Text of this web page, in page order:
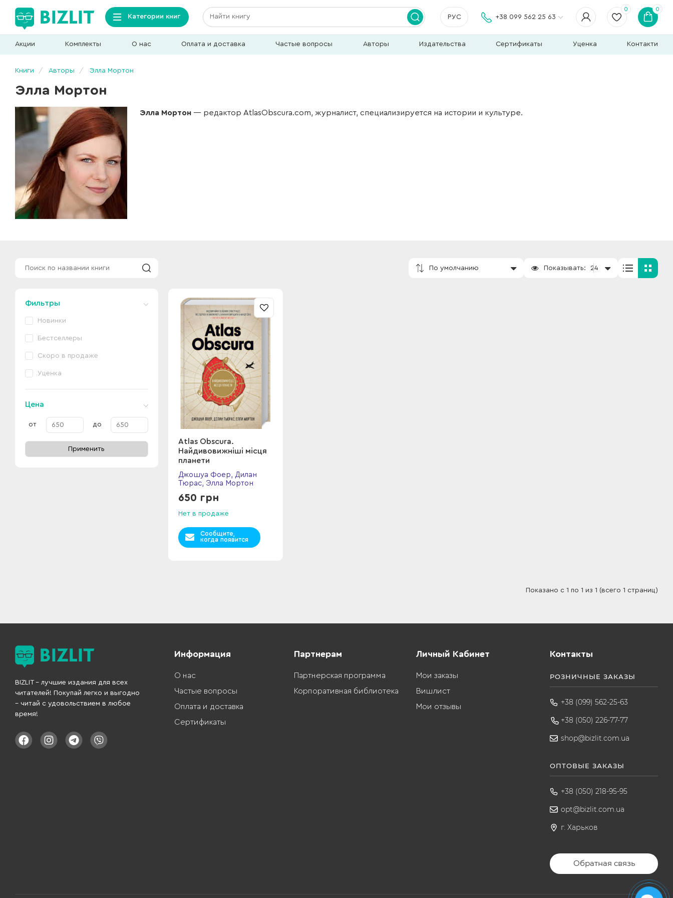
Категории книг РУС +38 099 562 25 63
0 0
Акции Комплекты О нас Оплата и доставка Частые вопросы Авторы Издательства Сертификаты Уценка Контакти
Книги Авторы Элла Мортон
Элла Мортон
Элла Мортон — редактор AtlasObscura.com, журналист, специализируется на истории и культуре.
По умолчанию Показывать: 24
Фильтры
Новинки
Бестселлеры
Скоро в продаже
Уценка
Цена
от до
Применить
Atlas Obscura.
Найдивовижніші місця
планети
Джошуа Фоер, Дилан
Тюрас, Элла Мортон
650 грн
Нет в продаже
Сообщите,
когда появится
Показано с 1 по 1 из 1 (всего 1 страниц)
BIZLIT – лучшие издания для всех
читателей! Покупай легко и выгодно
– читай с удовольствием в любое
время!
Информация
О нас
Частые вопросы
Оплата и доставка
Сертификаты
Партнерам
Партнерская программа
Корпоративная библиотека
Личный Кабинет
Мои заказы
Вишлист
Мои отзывы
Контакты
РОЗНИЧНЫЕ ЗАКАЗЫ
+38 (099) 562-25-63
+38 (050) 226-77-77
shop@bizlit.com.ua
ОПТОВЫЕ ЗАКАЗЫ
+38 (050) 218-95-95
opt@bizlit.com.ua
г. Харьков
Обратная связь